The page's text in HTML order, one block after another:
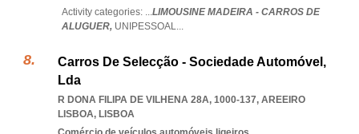
Activity categories: ...LIMOUSINE MADEIRA - CARROS DE
ALUGUER, UNIPESSOAL...
Carros De Selecção - Sociedade Automóvel,
Lda
R DONA FILIPA DE VILHENA 28A, 1000-137, AREEIRO
LISBOA, LISBOA